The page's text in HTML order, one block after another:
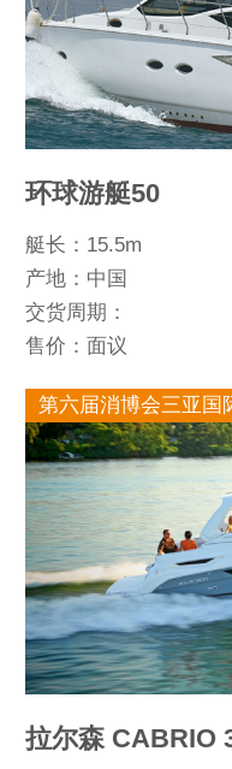
环球游艇50
艇长：15.5m
产地：中国
交货周期：
售价：面议
第六届消博会三亚国
拉尔森 CABRIO